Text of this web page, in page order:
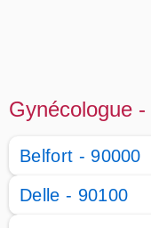
Gynécologue
Belfort - 90000
Delle - 90100